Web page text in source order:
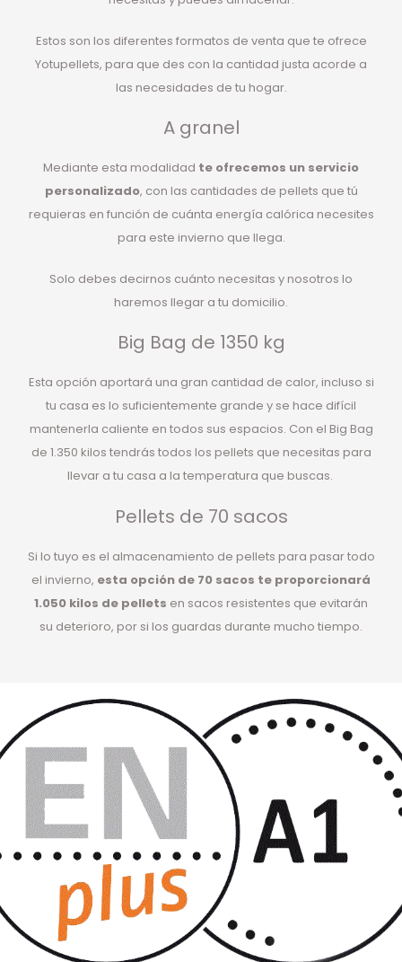
Estos son los diferentes formatos de venta que te ofrece
Yotupellets, para que des con la cantidad justa acorde a
las necesidades de tu hogar.
A granel
Mediante esta modalidad te ofrecemos un servicio
personalizado, con las cantidades de pellets que tú
requieras en función de cuánta energía calórica necesites
para este invierno que llega.
Solo debes decirnos cuánto necesitas y nosotros lo
haremos llegar a tu domicilio.
Big Bag de 1350 kg
Esta opción aportará una gran cantidad de calor, incluso si
tu casa es lo suficientemente grande y se hace difícil
mantenerla caliente en todos sus espacios. Con el Big Bag
de 1.350 kilos tendrás todos los pellets que necesitas para
llevar a tu casa a la temperatura que buscas.
Pellets de 70 sacos
Si lo tuyo es el almacenamiento de pellets para pasar todo
el invierno, esta opción de 70 sacos te proporcionará
1.050 kilos de pellets en sacos resistentes que evitarán
su deterioro, por si los guardas durante mucho tiempo.